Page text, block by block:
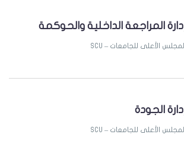
إدارة المراجعة الداخلية والحوكمة
SCU – المجلس الأعلى للجامعات
إدارة الجودة
SCU – المجلس الأعلى للجامعات